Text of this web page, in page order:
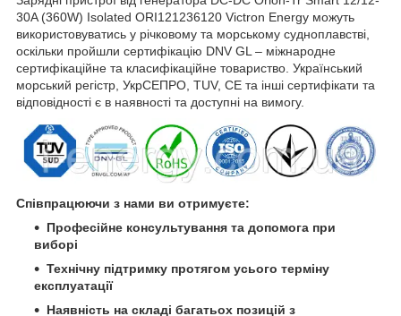
30A (360W) Isolated ORI121236120 Victron Energy можуть
використовуватись у річковому та морському судноплавстві,
оскільки пройшли сертифікацію DNV GL – міжнародне
сертифікаційне та класифікаційне товариство. Український
морський регістр, УкрСЕПРО, TUV, CE та інші сертифікати та
відповідності є в наявності та доступні на вимогу.
Співпрацюючи з нами ви отримуєте:
Професійне консультування та допомога при
виборі
Технічну підтримку протягом усього терміну
експлуатації
Наявність на складі багатьох позицій з